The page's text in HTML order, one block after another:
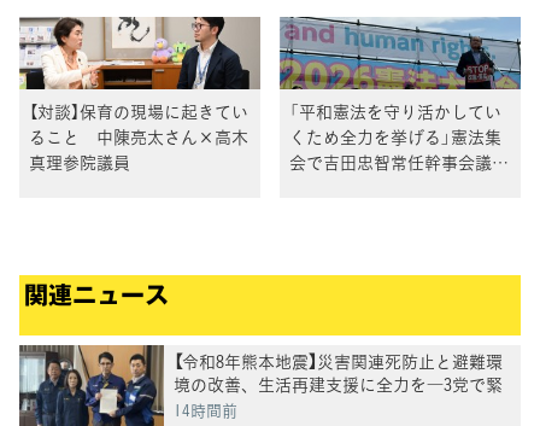
【対談】保育の現場に起きてい
ること 中陳亮太さん×高木
真理参院議員
「平和憲法を守り活かしてい
くため全力を挙げる」憲法集
会で吉田忠智常任幹事会議長
関連ニュース
【令和8年熊本地震】災害関連死防止と避難環
境の改善、生活再建支援に全力を―3党で緊
急申し入れ第二弾―
14時間前